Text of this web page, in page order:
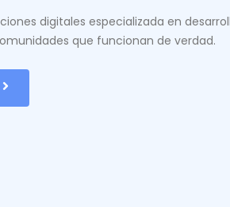
digitales especializada en
que funcionan de verdad.